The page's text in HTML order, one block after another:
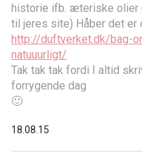
historie ifb. æteriske olier
til jeres site) Håber det er
http://duftverket.dk/bag-
natuuurligt/
Tak tak tak fordi I altid
forrygende dag
🙂
18.08.15